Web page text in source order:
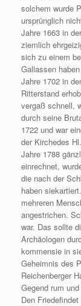
solchem wurde
ursprünglich
Jahre 1663 in
ziemlich
sich zu einem
Gallassen
Jahre 1702 in
Ritterstand
vergaß schnell,
durch seine
1722 und war
der Kirchedes
Jahre 1788
einrechnet,
die nach der
haben
mehreren
angestrichen.
war. Das sollte
Archäologen
kommensie in
Geheimnis des
Reichenberger
Gegend rum
Den